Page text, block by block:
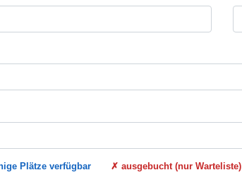
Plätze verfügbar ✗ ausgebucht (nur Warteliste)